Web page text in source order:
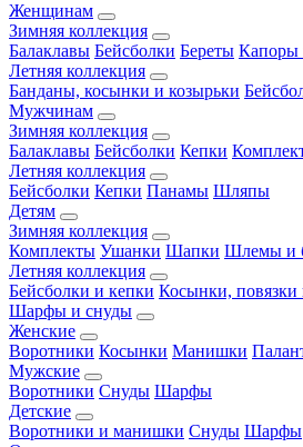
Женщинам
Зимняя коллекция
Балаклавы Бейсболки Береты
Летняя коллекция
Банданы, косынки и козырьки
Мужчинам
Зимняя коллекция
Балаклавы Бейсболки Кепки
Летняя коллекция
Бейсболки Кепки Панамы Шляпы
Детям
Зимняя коллекция
Комплекты Ушанки Шапки Шлемы и
Летняя коллекция
Бейсболки и кепки Косынки, повязки
Шарфы и снуды
Женские
Воротники Косынки Манишки
Мужские
Воротники Снуды Шарфы
Детские
Воротники и манишки Снуды Шарфы